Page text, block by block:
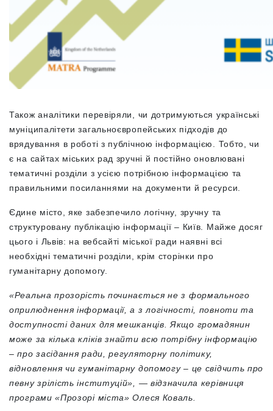
Також аналітики перевіряли, чи дотримуються українські
муніципалітети загальноєвропейських підходів до
врядування в роботі з публічною інформацією. Тобто, чи
є на сайтах міських рад зручні й постійно оновлювані
тематичні розділи з усією потрібною інформацією та
правильними посиланнями на документи й ресурси.
Єдине місто, яке забезпечило логічну, зручну та
структуровану публікацію інформації – Київ. Майже досяг
цього і Львів: на вебсайті міської ради наявні всі
необхідні тематичні розділи, крім сторінки про
гуманітарну допомогу.
«Реальна прозорість починається не з формального
оприлюднення інформації, а з логічності, повноти та
доступності даних для мешканців. Якщо громадянин
може за кілька кліків знайти всю потрібну інформацію
– про засідання ради, регуляторну політику,
відновлення чи гуманітарну допомогу – це свідчить про
певну зрілість інституцій», — відзначила керівниця
програми «Прозорі міста» Олеся Коваль.